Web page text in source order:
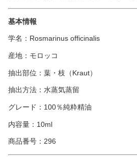
基本情報
学名：Rosmarinus officinalis
産地：モロッコ
抽出部位：葉・枝（Kraut）
抽出方法：水蒸気蒸留
グレード：100％純粋精油
内容量：10ml
商品番号：296